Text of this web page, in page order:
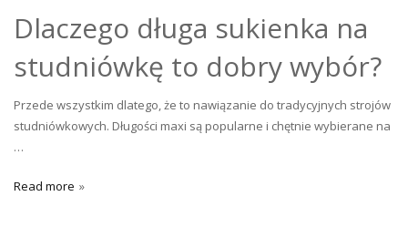
Dlaczego długa sukienka na
studniówkę to dobry wybór?
Przede wszystkim dlatego, że to nawiązanie do tradycyjnych strojów
studniówkowych. Długości maxi są popularne i chętnie wybierane na
…
Read more